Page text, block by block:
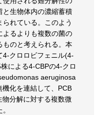
と生物体内の濃縮蓄積
れている。このよう
よるよりも複数の菌の
のと考えられる。本
4-クロロビフェニル(4-
による4-CBPの4-クロ
aeruginosa
化を連結して、PCB
分解に対する複数微